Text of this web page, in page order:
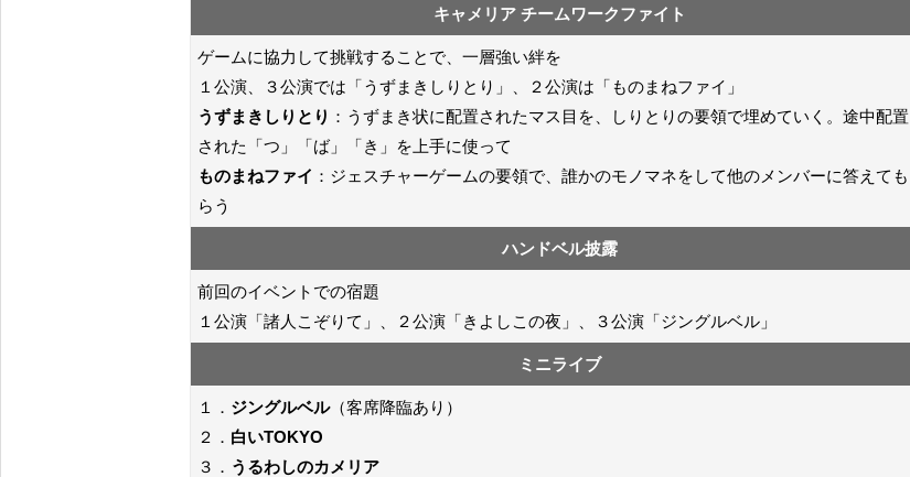
キャメリア チームワークファイト
ゲームに協力して挑戦することで、一層強い絆を
１公演、３公演では「うずまきしりとり」、２公演は「ものまねファイ」
うずまきしりとり ：うずまき状に配置されたマス目を、しりとりの要領で埋めていく。途中配置
された「つ」「ば」「き」を上手に使って
ものまねファイ ：ジェスチャーゲームの要領で、誰かのモノマネをして他のメンバーに答えても
らう
ハンドベル披露
前回のイベントでの宿題
１公演「諸人こぞりて」、２公演「きよしこの夜」、３公演「ジングルベル」
ミニライブ
１． ジングルベル（客席降臨あり）
２． 白いTOKYO
３． うるわしのカメリア